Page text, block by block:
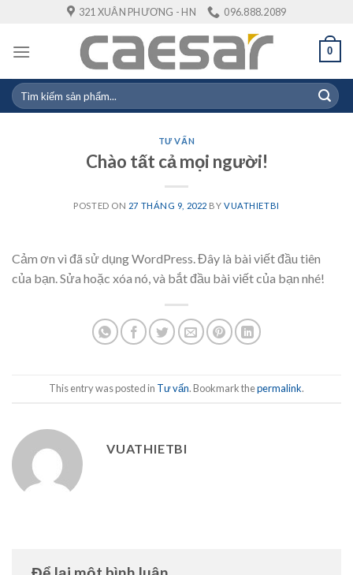
content
321 XUÂN PHƯƠNG - HN 096.888.2089
0
Tìm
kiếm:
TƯ VẤN
Chào tất cả mọi người!
POSTED ON 27 THÁNG 9, 2022 BYVUATHIETBI
Cảm ơn vì đã sử dụng WordPress. Đây là bài viết đầu tiên
của bạn. Sửa hoặc xóa nó, và bắt đầu bài viết của bạn nhé!
This entry was posted in Tư vấn. Bookmark thepermalink.
VUATHIETBI